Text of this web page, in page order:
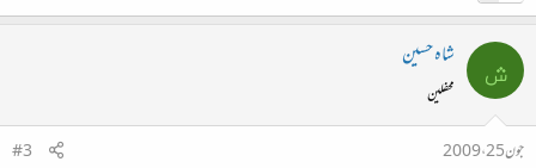
ش شاہ حسین
محفلین
جون 25، 2009
#3